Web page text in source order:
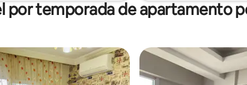
por temporada de apartamento